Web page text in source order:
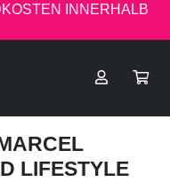
INNERHALB
LIFESTYLE